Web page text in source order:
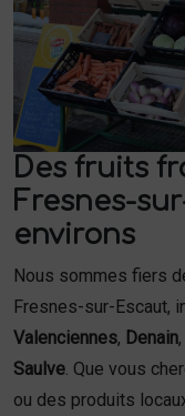
Des fruits
Fresnes-
environs
Nous sommes fiers
Fresnes-sur-Escaut,
Valenciennes, Denain,
Saulve . Que vous
ou des produits